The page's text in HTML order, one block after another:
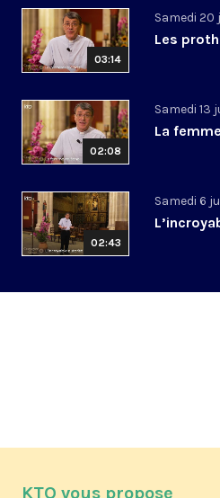
03:14
Samedi 20
Les
02:08
Samedi 13
La
02:43
Samedi 6
KTO vous propose